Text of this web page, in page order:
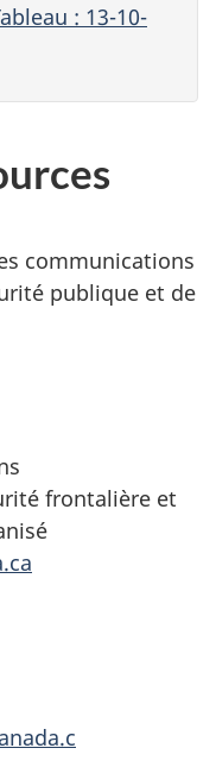
: 13-10-
communications
publique et de
frontalière et